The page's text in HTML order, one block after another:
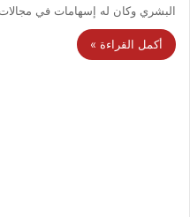
البشري وكان له إسهامات في
أكمل القراءة »